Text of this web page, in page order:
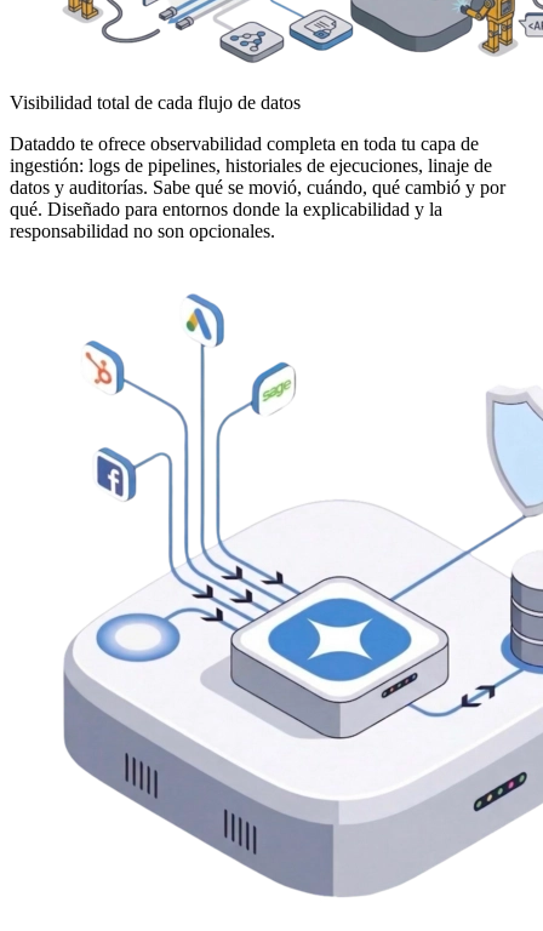
Visibilidad total de cada flujo de datos
Dataddo te ofrece observabilidad completa en toda tu capa de
ingestión: logs de pipelines, historiales de ejecuciones, linaje de
datos y auditorías. Sabe qué se movió, cuándo, qué cambió y por
qué. Diseñado para entornos donde la explicabilidad y la
responsabilidad no son opcionales.